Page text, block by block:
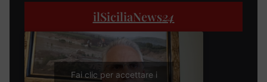
ilSiciliaNews24
Fai clic per accettare i